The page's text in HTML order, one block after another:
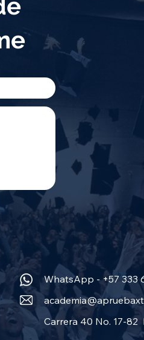
WhatsApp - +57 333
Carrera 40 No. 17-82